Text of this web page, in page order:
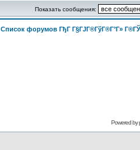
Показать сообщения:
Список форумов ГђГ Г§ГЈГ®ГўГ®Г°Г»
Powered by